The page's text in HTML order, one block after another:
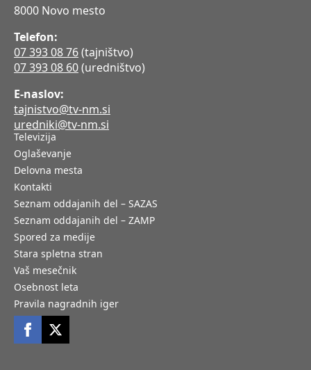
8000 Novo mesto
Telefon:
07 393 08 76(tajništvo)
07 393 08 60(uredništvo)
E-naslov:
tajnistvo@tv-nm.si
uredniki@tv-nm.si
Televizija
Oglaševanje
Delovna mesta
Kontakti
Seznam oddajanih del – SAZAS
Seznam oddajanih del – ZAMP
Spored za medije
Stara spletna stran
Vaš mesečnik
Osebnost leta
Pravila nagradnih iger